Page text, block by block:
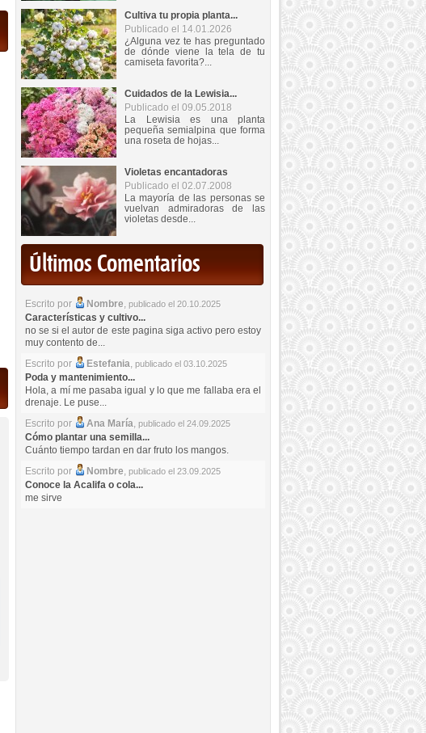
Cultiva tu propia planta...
Publicado el 14.01.2026
¿Alguna vez te has preguntado
de dónde viene la tela de tu
camiseta favorita?...
Cuidados de la Lewisia...
Publicado el 09.05.2018
La Lewisia es una planta
pequeña semialpina que forma
una roseta de hojas...
Violetas encantadoras
Publicado el 02.07.2008
La mayoría de las personas se
vuelvan admiradoras de las
violetas desde...
Últimos Comentarios
Escrito por Nombre, publicado el 20.10.2025
Características y cultivo...
no se si el autor de este pagina siga activo pero estoy
muy contento de...
Escrito por
Estefania, publicado el 03.10.2025
Poda y mantenimiento...
Hola, a mí me pasaba igual y lo que me fallaba era el
drenaje. Le puse...
Escrito por
Ana María, publicado el 24.09.2025
Cómo plantar una semilla...
Cuánto tiempo tardan en dar fruto los mangos.
Escrito por
Nombre, publicado el 23.09.2025
Conoce la Acalifa o cola...
me sirve